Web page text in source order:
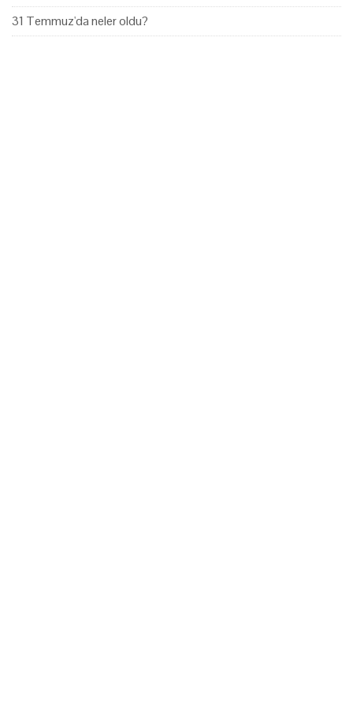
31 Temmuz'da neler oldu?